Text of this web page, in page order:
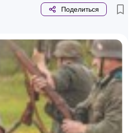
Поделиться